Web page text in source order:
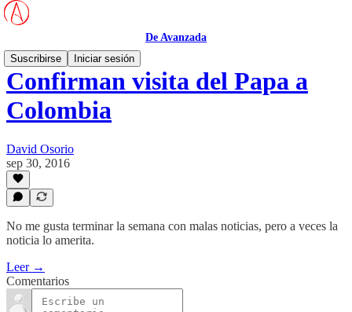
De Avanzada
Suscribirse
Iniciar sesión
Confirman visita del Papa a
Colombia
David Osorio
sep 30, 2016
No me gusta terminar la semana con malas noticias, pero a veces la
noticia lo amerita.
Leer →
Comentarios